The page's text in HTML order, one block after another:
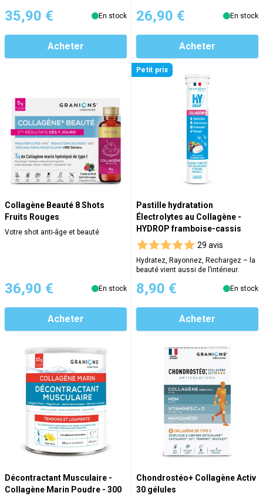
35,90 € En stock
Acheter
26,90 € En stock
Acheter
Collagène Beauté 8 Shots
Fruits Rouges
Votre shot anti-âge et beauté
36,90 € En stock
Acheter
Petit prix
Pastille hydratation
Électrolytes au Collagène -
HYDROP framboise-cassis
29 avis
Hydratez, Rayonnez, Rechargez – la
beauté vient aussi de l’intérieur.
8,90 € En stock
Acheter
Décontractant Musculaire -
Collagène Marin Poudre - 300
Chondrostéo+ Collagène Activ
30 gélules